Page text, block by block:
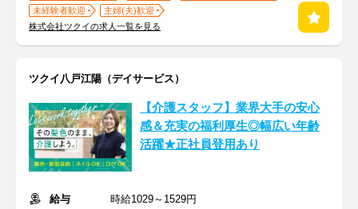
未経験者歓迎
主婦(夫)歓迎
株式会社ツクイの求人一覧を見る
ツクイ八戸江陽（デイサービス）
【介護スタッフ】業界大手の安心
感＆充実の福利厚生◎幅広い年齢
活躍★正社員登用あり
給与
時給1029～1529円